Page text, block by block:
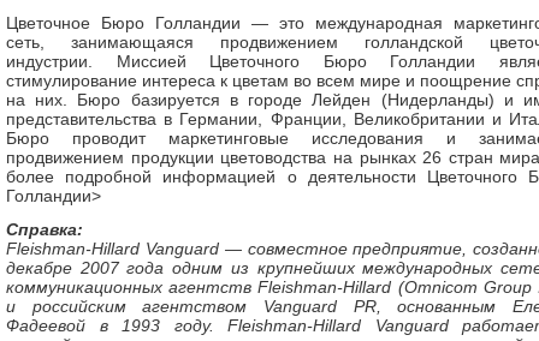
Цветочное Бюро Голландии — это международная
сеть, занимающаяся продвижением голландской
индустрии. Миссией Цветочного Бюро Голландии
стимулирование интереса к цветам во всем мире и поощрение
на них. Бюро базируется в городе Лейден (Нидерланды) и
представительства в Германии, Франции, Великобритании и
Бюро проводит маркетинговые исследования и
продвижением продукции цветоводства на рынках 26 стран
более подробной информацией о деятельности Цветочного
Голландии>
Cправка:
Fleishman-Hillard Vanguard — совместное предприятие,
декабре 2007 года одним из крупнейших международных
коммуникационных агентств Fleishman-Hillard (Omnicom Group
и российским агентством Vanguard PR, основанным
Фадеевой в 1993 году. Fleishman-Hillard Vanguard